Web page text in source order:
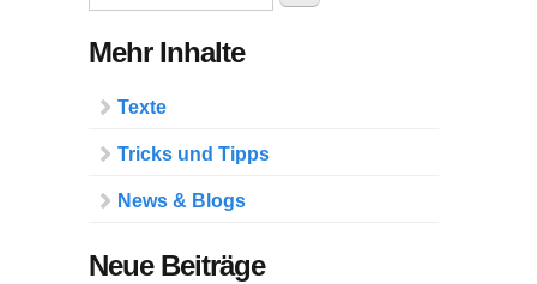
Mehr Inhalte
Texte
Tricks und Tipps
News & Blogs
Neue Beiträge